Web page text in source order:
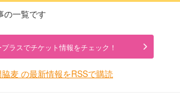
の一覧です
プラスでチケット情報をチェック！
脇麦 の最新情報をRSSで購読